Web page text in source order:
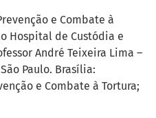
e Combate à
Hospital de Custódia e
André Teixeira Lima –
Paulo. Brasília:
e Combate à Tortura;